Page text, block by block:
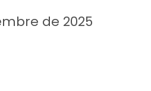
de 2025